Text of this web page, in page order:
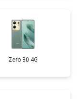
Zero 30 4G